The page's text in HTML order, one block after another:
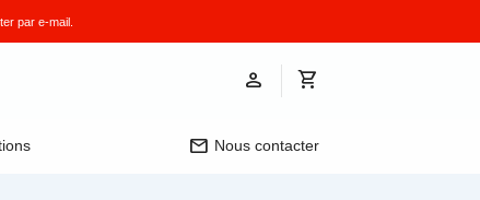
par e-mail.
mail Nous contacter